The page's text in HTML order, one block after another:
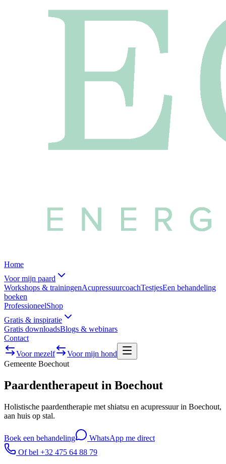
Home
Voor mijn paard
Workshops & trainingenAcupressuurcoachTestjesEen behandeling
boeken
ProfessioneelShop
Gratis & inspiratie
Gratis downloadsBlogs & webinars
Contact
Voor mezelf
Voor mijn hond
Gemeente Boechout
Paardentherapeut in Boechout
Holistische paardentherapie met shiatsu en acupressuur in Boechout,
aan huis op stal.
Boek een behandeling
WhatsApp me direct
Of bel +32 475 64 88 79